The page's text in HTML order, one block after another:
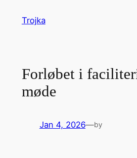
Trojka
Forløbet i
møde
Jan 4, 2026—by